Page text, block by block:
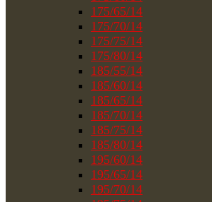
175/65/14
175/70/14
175/75/14
175/80/14
185/55/14
185/60/14
185/65/14
185/70/14
185/75/14
185/80/14
195/60/14
195/65/14
195/70/14